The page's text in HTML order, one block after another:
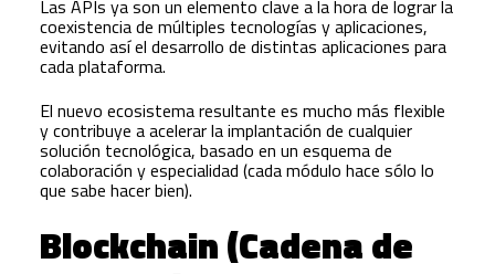
Las APIs ya son un elemento clave a la hora de lograr la
coexistencia de múltiples tecnologías y aplicaciones,
evitando así el desarrollo de distintas aplicaciones para
cada plataforma.
El nuevo ecosistema resultante es mucho más flexible
y contribuye a acelerar la implantación de cualquier
solución tecnológica, basado en un esquema de
colaboración y especialidad (cada módulo hace sólo lo
que sabe hacer bien).
Blockchain (Cadena de